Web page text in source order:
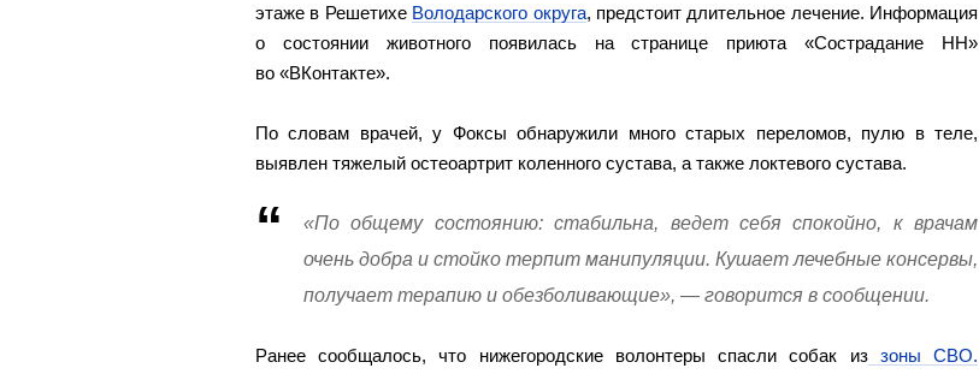
этаже в Решетихе Володарского округа, предстоит длительное лечение. Информация
о состоянии животного появилась на странице приюта «Сострадание НН»
во «ВКонтакте».
По словам врачей, у Фоксы обнаружили много старых переломов, пулю в теле,
выявлен тяжелый остеоартрит коленного сустава, а также локтевого сустава.
«По общему состоянию: стабильна, ведет себя спокойно, к врачам
очень добра и стойко терпит манипуляции. Кушает лечебные консервы,
получает терапию и обезболивающие», — говорится в сообщении.
Ранее сообщалось, что нижегородские волонтеры спасли собак иззоны СВО.